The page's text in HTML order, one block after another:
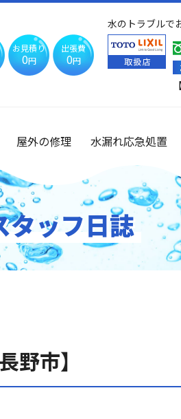
お見積り
0円
出張費
0円
水のトラブルで
屋外の修理 水漏れ応急処置
タッフ日誌
市】